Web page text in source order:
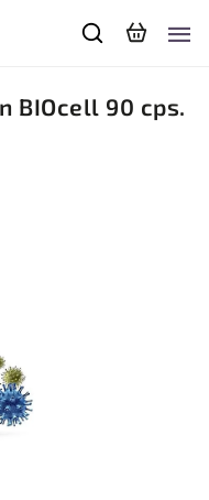
BIOcell 90 cps.